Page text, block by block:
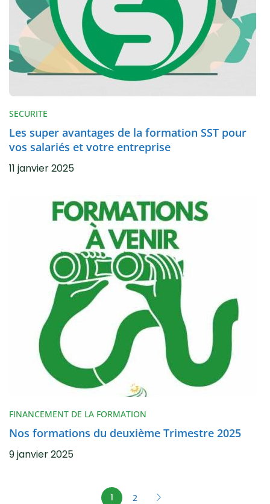
SECURITE
Les super avantages de la formation SST pour
vos salariés et votre entreprise
11 janvier 2025
FINANCEMENT DE LA FORMATION
Nos formations du deuxième Trimestre 2025
9 janvier 2025
1 2